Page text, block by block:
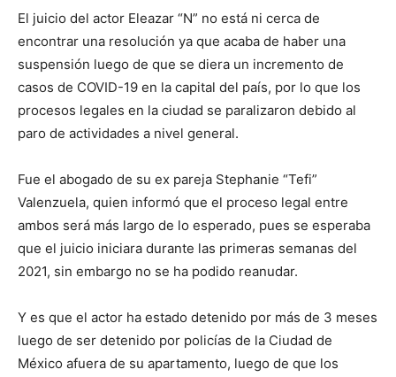
El juicio del actor Eleazar “N” no está ni cerca de
encontrar una resolución ya que acaba de haber una
suspensión luego de que se diera un incremento de
casos de COVID-19 en la capital del país, por lo que los
procesos legales en la ciudad se paralizaron debido al
paro de actividades a nivel general.
Fue el abogado de su ex pareja Stephanie “Tefi”
Valenzuela, quien informó que el proceso legal entre
ambos será más largo de lo esperado, pues se esperaba
que el juicio iniciara durante las primeras semanas del
2021, sin embargo no se ha podido reanudar.
Y es que el actor ha estado detenido por más de 3 meses
luego de ser detenido por policías de la Ciudad de
México afuera de su apartamento, luego de que los